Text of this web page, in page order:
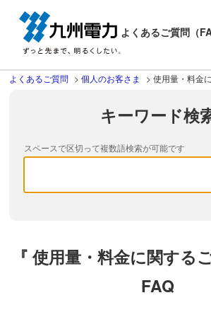
よくあるご質問（
よくあるご質問 >個人のお客さま >使用量・料金
キーワード検
スペースで区切って複数語検索が可能です
『 使用量・料金に関する
FAQ